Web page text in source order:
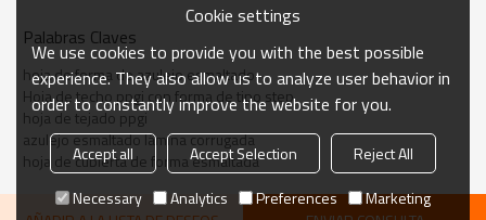
Palabras Claves
hoja de forma de azulejo esmaltado
Hoja de techo ppgi con forma de tipo step
hoja de tejado ppgi
azulejo esmaltado lámina corrugada
hoja de cubierta de forma esmaltada
Cookie settings
We use cookies to provide you with the best possible
experience. They also allow us to analyze user behavior in
order to constantly improve the website for you.
Accept all Accept Selection
Reject All
Necessary
Analytics Preferences Marketing